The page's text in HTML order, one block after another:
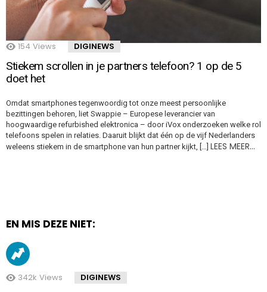
154 Views DIGINEWS
Stiekem scrollen in je partners telefoon? 1 op de 5
doet het
Omdat smartphones tegenwoordig tot onze meest persoonlijke
bezittingen behoren, liet Swappie – Europese leverancier van
hoogwaardige refurbished elektronica – door iVox onderzoeken welke rol
telefoons spelen in relaties. Daaruit blijkt dat één op de vijf Nederlanders
weleens stiekem in de smartphone van hun partner kijkt, […] LEES MEER…
EN MIS DEZE NIET:
342k Views DIGINEWS